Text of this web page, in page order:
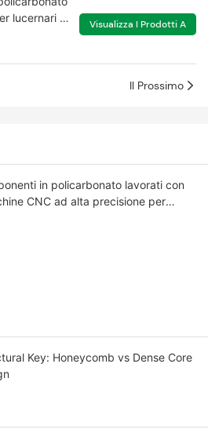
lucernari di
Visualizza I Prodotti A
Il Prossimo
in policarbonato lavorati con
CNC ad alta precisione per
Key: Honeycomb vs Dense Core